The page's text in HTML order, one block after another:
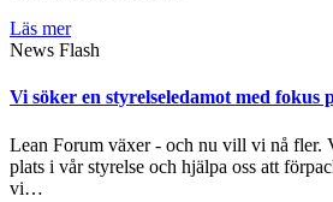
Läs mer
News Flash
Vi söker en styrelseledamot med fokus
Lean Forum växer - och nu vill vi nå fler.
plats i vår styrelse och hjälpa oss att
vi…